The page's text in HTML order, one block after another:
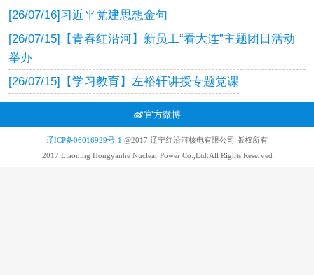
[26/07/16]习近平党建思想金句
[26/07/15] 【青春红沿河】新员工“看大连”主题团日活动
举办
[26/07/15] 【学习教育】左裕轩讲授专题党课
官方微博
辽ICP备06016929号-1 @2017 辽宁红沿河核电有限公司 版权所有
2017 Liaoning Hongyanhe Nuclear Power Co.,Ltd.All Rights Reserved